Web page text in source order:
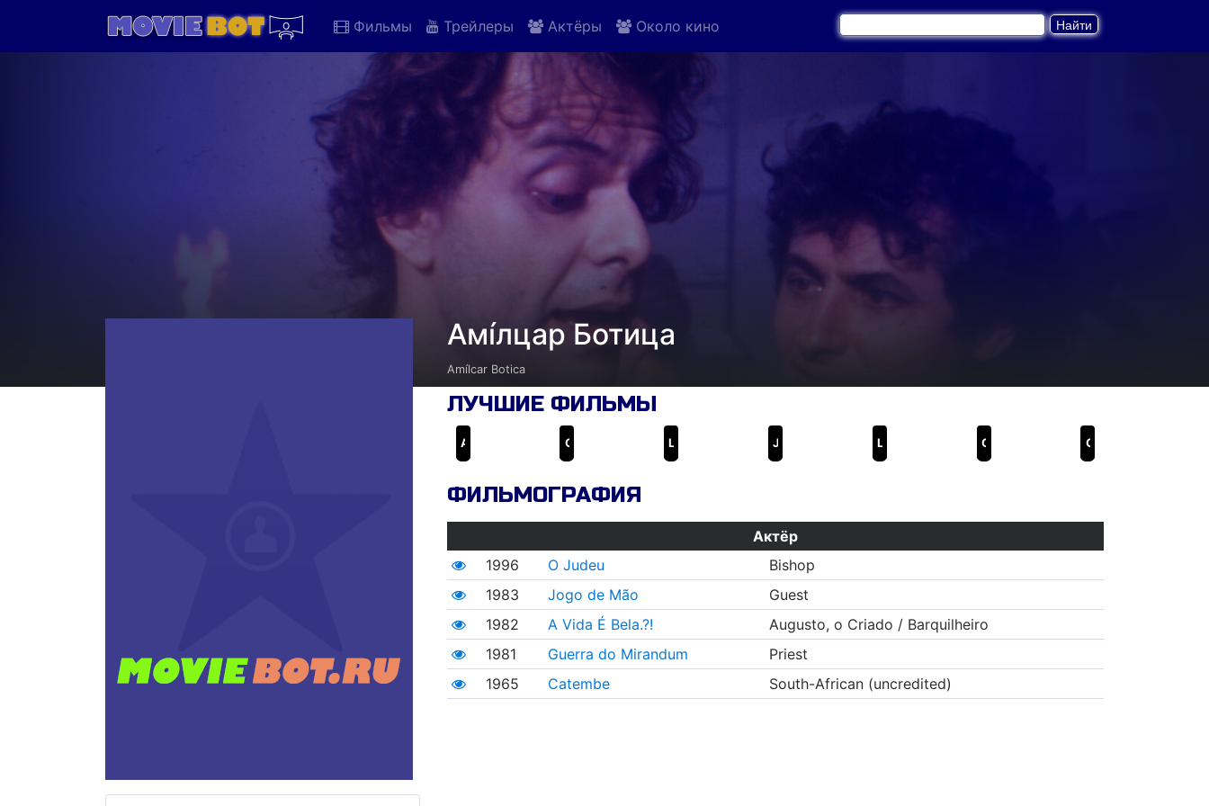
Фильмы Трейлеры Актёры Около кино
Амíлцар Ботица
Amílcar Botica
ЛУЧШИЕ ФИЛЬМЫ
ФИЛЬМОГРАФИЯ
Актёр
1996
O Judeu
Bishop
1983
Jogo de Mão
Guest
1982
A Vida É Bela.?!
Augusto, o Criado / Barquilheiro
1981
Guerra do Mirandum
Priest
1965
Catembe South-African (uncredited)